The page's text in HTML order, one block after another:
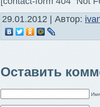
29.01.2012 | Автор:
Оставить